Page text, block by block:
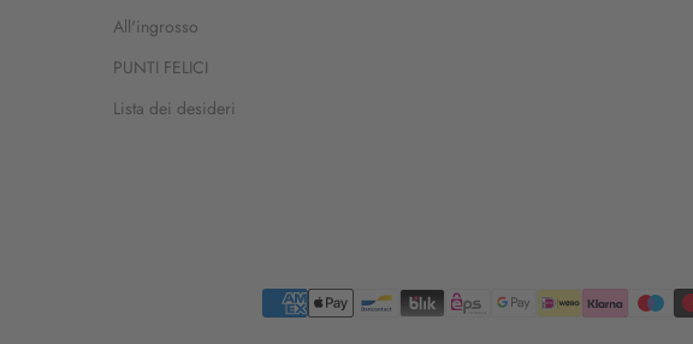
All'ingrosso
PUNTI FELICI
Lista dei desideri